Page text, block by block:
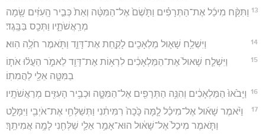
13 וַתִּקַּ֨ח מִיכַ֜ל אֶת־הַתְּרָפִ֗ים וַתָּ֙שֶׂם֙ אֶל־הַמִּטָּ֔ה וְאֵת֙ כְּבִ֣יר הָֽעִזִּ֔ים שָׂ֖מָה
מְרַֽאֲשֹׁתָ֑יו וַתְּכַ֖ס בַּבָּֽגֶד׃
14 וַיִּשְׁלַ֥ח שָׁא֛וּל מַלְאָכִ֖ים לָקַ֣חַת אֶת־דָּוִ֑ד וַתֹּ֖אמֶר חֹלֶ֥ה הֽוּא׃
15
וַיִּשְׁלַ֤ח שָׁאוּל֙ אֶת־הַמַּלְאָכִ֔ים לִרְא֥וֹת אֶת־דָּוִ֖ד לֵאמֹ֑ר הַעֲל֨וּ אֹת֧וֹ
בַמִּטָּ֛ה אֵלַ֖י לַהֲמִתֽוֹ׃
16 וַיָּבֹ֙אוּ֙ הַמַּלְאָכִ֔ים וְהִנֵּ֥ה הַתְּרָפִ֖ים אֶל־הַמִּטָּ֑ה וּכְבִ֥יר הָעִזִּ֖ים מְרַאֲשֹׁתָֽיו׃
17
וַיֹּ֨אמֶר שָׁא֜וּל אֶל־מִיכַ֗ל לָ֤מָּה כָּ֙כָה֙ רִמִּיתִ֔נִי וַתְּשַׁלְּחִ֥י אֶת־אֹיְבִ֖י וַיִּמָּלֵ֑ט
וַתֹּ֤אמֶר מִיכַל֙ אֶל־שָׁא֔וּל הוּא־אָמַ֥ר אֵלַ֛י שַׁלְּחִ֖נִי לָמָ֥ה אֲמִיתֵֽךְ׃